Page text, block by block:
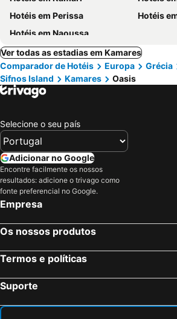
Hotéis em Perissa
Hotéis
Hotéis em Naoussa
Ver todas as estadias em Kamares
Comparador de Hotéis
Europa Grécia
Sifnos Island
Kamares Oasis
Selecione o seu país
Adicionar no Google
Encontre facilmente os nossos
resultados: adicione o trivago como
fonte preferencial no Google.
Empresa
Os nossos produtos
Termos e políticas
Suporte